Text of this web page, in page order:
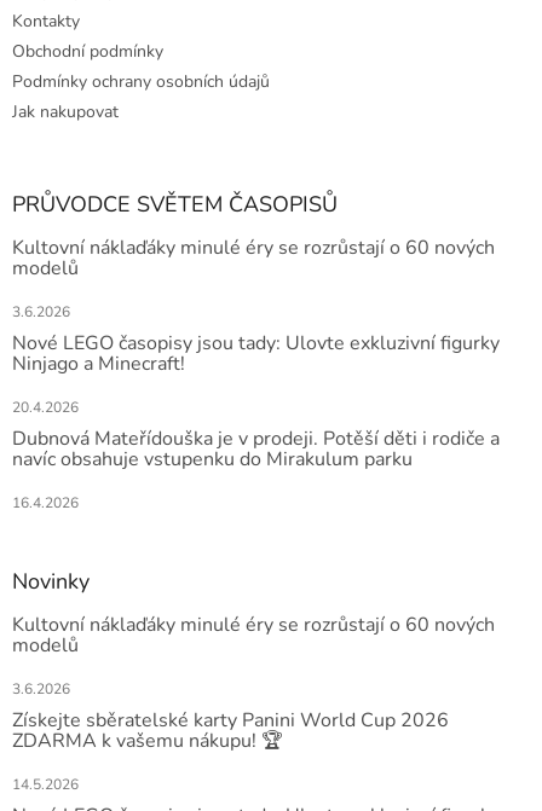
Kontakty
Obchodní podmínky
Podmínky ochrany osobních údajů
Jak nakupovat
PRŮVODCE SVĚTEM ČASOPISŮ
Kultovní náklaďáky minulé éry se rozrůstají o 60 nových
modelů
3.6.2026
Nové LEGO časopisy jsou tady: Ulovte exkluzivní figurky
Ninjago a Minecraft!
20.4.2026
Dubnová Mateřídouška je v prodeji. Potěší děti i rodiče a
navíc obsahuje vstupenku do Mirakulum parku
16.4.2026
Novinky
Kultovní náklaďáky minulé éry se rozrůstají o 60 nových
modelů
3.6.2026
Získejte sběratelské karty Panini World Cup 2026
ZDARMA k vašemu nákupu! 🏆
14.5.2026